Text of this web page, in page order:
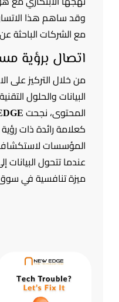
وقد ساهم هذا
مع الشركات الباحثة
اتصال برؤية
من خلال التركيز على
البيانات والحلول
المحتوى، نجحت
كعلامة رائدة ذات
المؤسسات لاستكشاف
عندما تتحول البيانات
ميزة تنافسية في سوق